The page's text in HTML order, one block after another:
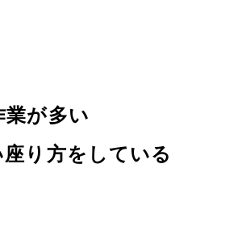
業が多い
座り方をしている